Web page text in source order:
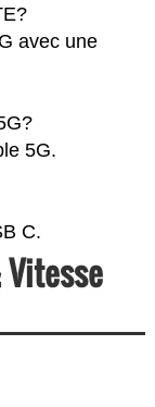
avec une
5G.
C.